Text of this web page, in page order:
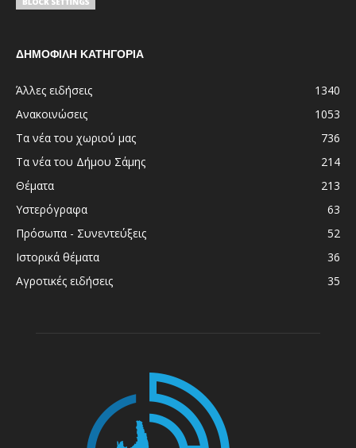
ΔΗΜΟΦΙΛΗ ΚΑΤΗΓΟΡΙΑ
Άλλες ειδήσεις
1340
Ανακοινώσεις
1053
Τα νέα του χωριού μας
736
Τα νέα του Δήμου Σάμης
214
Θέματα
213
Υστερόγραφα
63
Πρόσωπα - Συνεντεύξεις
52
Ιστορικά θέματα
36
Αγροτικές ειδήσεις
35